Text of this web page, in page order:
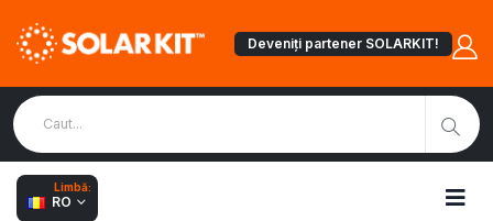
Deveniți partener SOLARKIT!
Limbă:
RO